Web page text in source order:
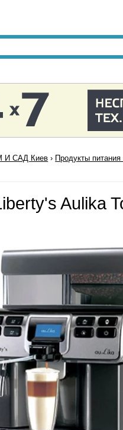
И САД Киев › Продукты
Aulika